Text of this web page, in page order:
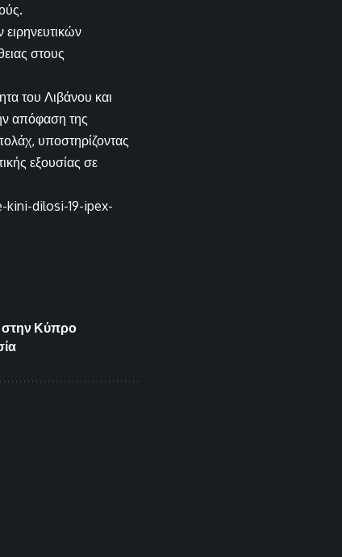
στους
του Λιβάνου και
απόφαση της
υποστηρίζοντας
εξουσίας σε
dilosi-19-ipex-
στην Κύπρο